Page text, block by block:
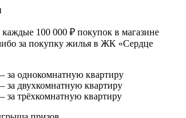
100 000 ₽ покупок в магазине
за покупку жилья в ЖК «Сердце
за однокомнатную квартиру
за двухкомнатную квартиру
за трёхкомнатную квартиру